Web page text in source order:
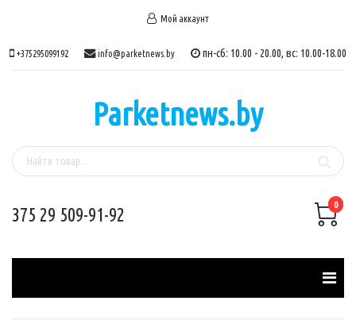
Мой аккаунт
+375295099192 info@parketnews.by пн-сб: 10.00 - 20.00, вс: 10.00-18.00
Parketnews.by
375 29 509-91-92 0